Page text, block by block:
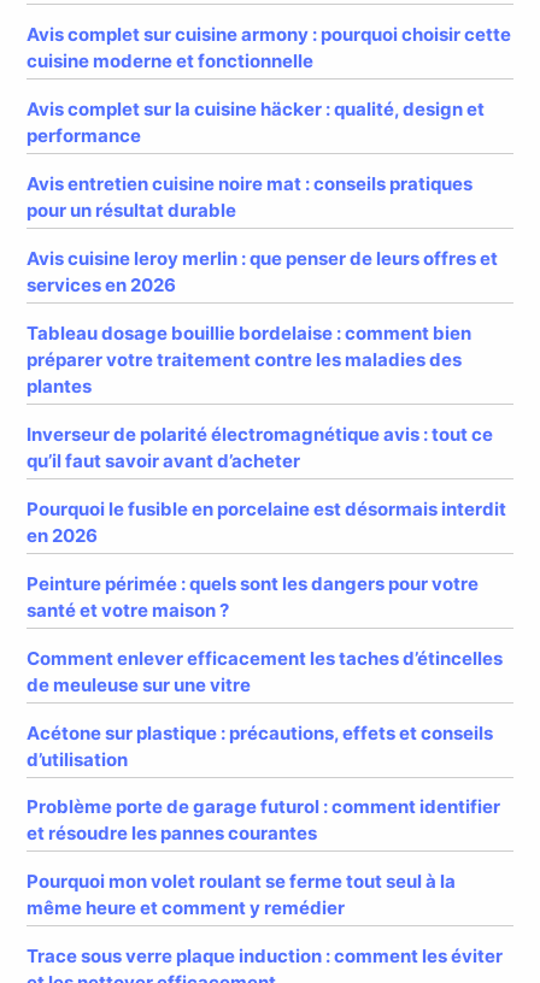
Avis complet sur cuisine armony : pourquoi choisir cette
cuisine moderne et fonctionnelle
Avis complet sur la cuisine häcker : qualité, design et
performance
Avis entretien cuisine noire mat : conseils pratiques
pour un résultat durable
Avis cuisine leroy merlin : que penser de leurs offres et
services en 2026
Tableau dosage bouillie bordelaise : comment bien
préparer votre traitement contre les maladies des
plantes
Inverseur de polarité électromagnétique avis : tout ce
qu’il faut savoir avant d’acheter
Pourquoi le fusible en porcelaine est désormais interdit
en 2026
Peinture périmée : quels sont les dangers pour votre
santé et votre maison ?
Comment enlever efficacement les taches d’étincelles
de meuleuse sur une vitre
Acétone sur plastique : précautions, effets et conseils
d’utilisation
Problème porte de garage futurol : comment identifier
et résoudre les pannes courantes
Pourquoi mon volet roulant se ferme tout seul à la
même heure et comment y remédier
Trace sous verre plaque induction : comment les éviter